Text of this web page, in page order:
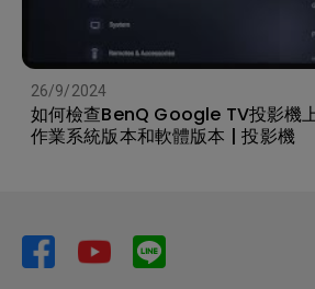
26/9/2024
如何檢查BenQ Google TV投影機
作業系統版本和軟體版本 | 投影機